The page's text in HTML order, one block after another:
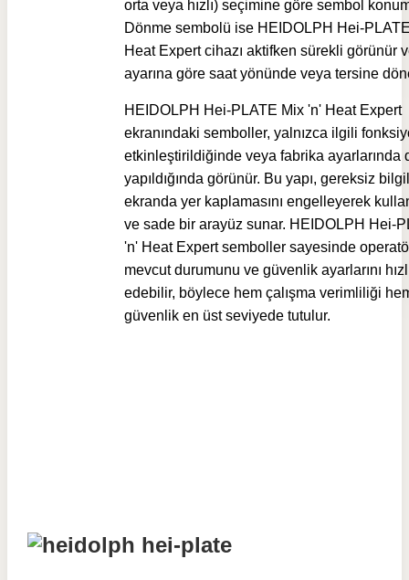
orta veya hızlı) seçimine göre sembol
Dönme sembolü ise HEIDOLPH Hei-
Heat Expert cihazı aktifken sürekli görünür
ayarına göre saat yönünde veya tersine
HEIDOLPH Hei-PLATE Mix 'n' Heat Expert
ekranındaki semboller, yalnızca ilgili
etkinleştirildiğinde veya fabrika ayarlarında
yapıldığında görünür. Bu yapı, gereksiz
ekranda yer kaplamasını engelleyerek
ve sade bir arayüz sunar. HEIDOLPH Hei-
'n' Heat Expert semboller sayesinde
mevcut durumunu ve güvenlik ayarlarını
edebilir, böylece hem çalışma verimliliği
güvenlik en üst seviyede tutulur.